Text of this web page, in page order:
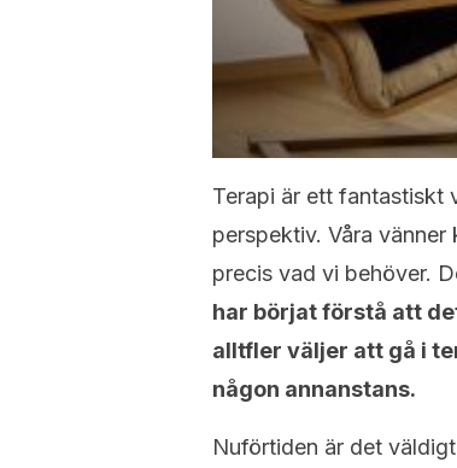
Terapi är ett fantastiskt
perspektiv. Våra
precis vad vi behöver.
har börjat förstå att
alltfler väljer att gå i
någon annanstans.
Nuförtiden är det